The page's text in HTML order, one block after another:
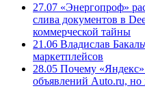
27.07 «Энергопроф»
слива документов в
коммерческой тайны
21.06 Владислав
маркетплейсов
28.05 Почему
объявлений Auto.ru, но